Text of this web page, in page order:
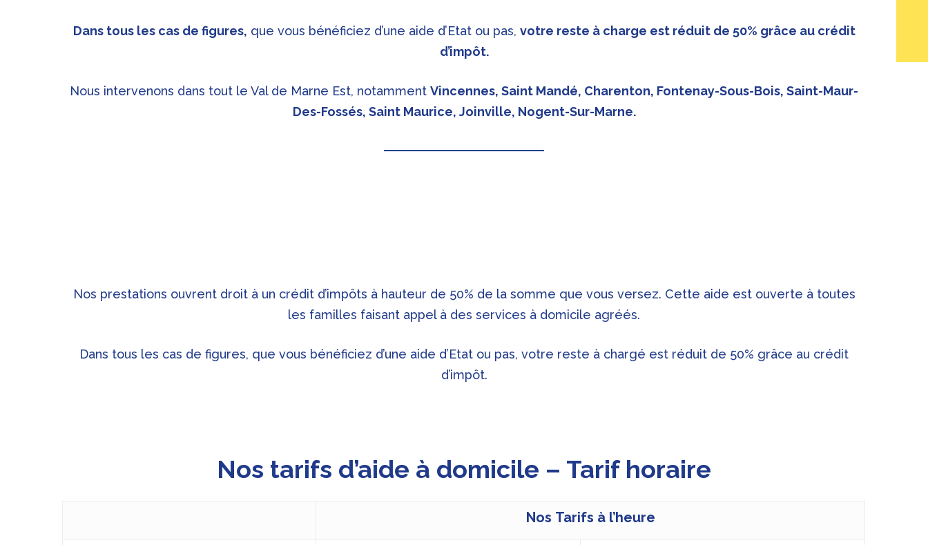
Dans tous les cas de figures, que vous bénéficiez d’une aide d’Etat ou pas, votre reste à charge est réduit de 50% grâce au crédit
d’impôt.
Nous intervenons dans tout le Val de Marne Est, notamment Vincennes, Saint Mandé, Charenton, Fontenay-Sous-Bois, Saint-Maur-
Des-Fossés, Saint Maurice, Joinville, Nogent-Sur-Marne.
Nos prestations ouvrent droit à un crédit d’impôts à hauteur de 50% de la somme que vous versez. Cette aide est ouverte à toutes
les familles faisant appel à des services à domicile agréés.
Dans tous les cas de figures, que vous bénéficiez d’une aide d’Etat ou pas, votre reste à chargé est réduit de 50% grâce au crédit
d’impôt.
Nos tarifs d’aide à domicile – Tarif horaire
Nos Tarifs à l’heure